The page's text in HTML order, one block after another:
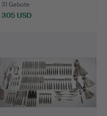
31 Gebote
305 USD